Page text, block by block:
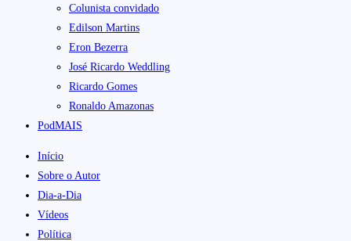
Colunista convidado
Edilson Martins
Eron Bezerra
José Ricardo Weddling
Ricardo Gomes
Ronaldo Amazonas
PodMAIS
Início
Sobre o Autor
Dia-a-Dia
Vídeos
Política